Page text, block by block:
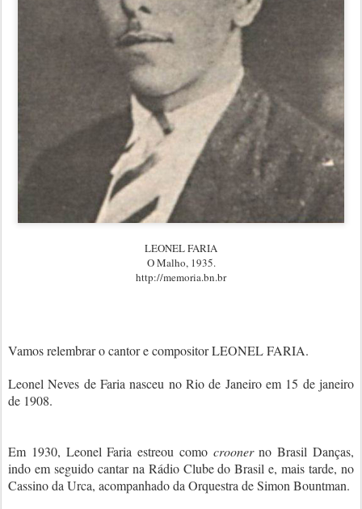
LEONEL FARIA
O Malho, 1935.
http://memoria.bn.br
Vamos relembrar o cantor e compositor LEONEL FARIA.
Leonel Neves de Faria nasceu no Rio de Janeiro em 15 de janeiro
de 1908.
Em 1930, Leonel Faria estreou como croonerno Brasil Danças,
indo em seguido cantar na Rádio Clube do Brasil e, mais tarde, no
Cassino da Urca, acompanhado da Orquestra de Simon Bountman.